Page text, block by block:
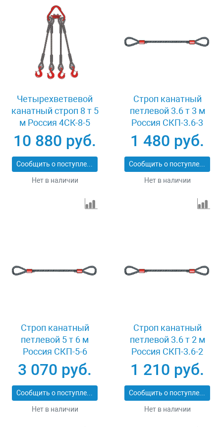
Четырехветвевой
канатный строп 8 т 5
м Россия 4СК-8-5
10 880 руб.
Сообщить о поступлении
Нет в наличии
Строп канатный
петлевой 3.6 т 3 м
Россия СКП-3.6-3
1 480 руб.
Сообщить о поступлении
Нет в наличии
Строп канатный
петлевой 5 т 6 м
Россия СКП-5-6
3 070 руб.
Сообщить о поступлении
Нет в наличии
Строп канатный
петлевой 3.6 т 2 м
Россия СКП-3.6-2
1 210 руб.
Сообщить о поступлении
Нет в наличии